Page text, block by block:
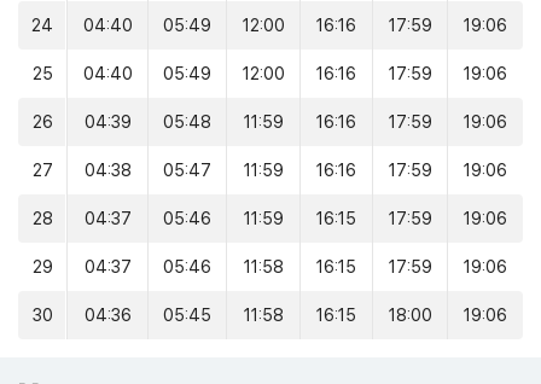
24 04:40 05:49 12:00 16:16 17:59 19:06
25 04:40 05:49 12:00 16:16 17:59 19:06
26 04:39 05:48 11:59 16:16 17:59 19:06
27 04:38 05:47 11:59 16:16 17:59 19:06
28 04:37 05:46 11:59 16:15 17:59 19:06
29 04:37 05:46 11:58 16:15 17:59 19:06
30 04:36 05:45 11:58 16:15 18:00 19:06